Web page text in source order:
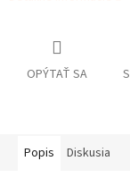
OPÝTAŤ SA
Popis Diskusia